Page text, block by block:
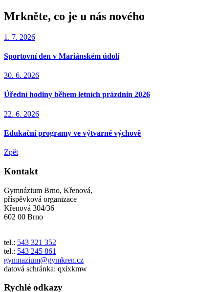
Mrkněte, co je u nás nového
1. 7. 2026
Sportovní den v Mariánském údolí
30. 6. 2026
Úřední hodiny během letních prázdnin 2026
22. 6. 2026
Edukační programy ve výtvarné výchově
Zpět
Kontakt
Gymnázium Brno, Křenová,
příspěvková organizace
Křenová 304/36
602 00 Brno
tel.: 543 321 352
tel.: 543 245 861
gymnazium@gymkren.cz
datová schránka: qxixkmw
Rychlé odkazy